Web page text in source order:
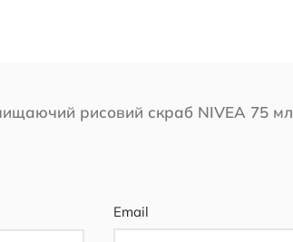
рисовий скраб NIVEA 75 мл
Email